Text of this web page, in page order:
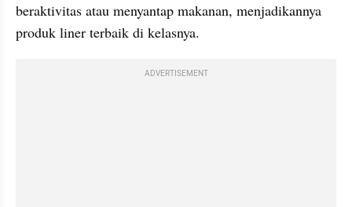
beraktivitas atau menyantap makanan, menjadikannya
produk liner terbaik di kelasnya.
ADVERTISEMENT